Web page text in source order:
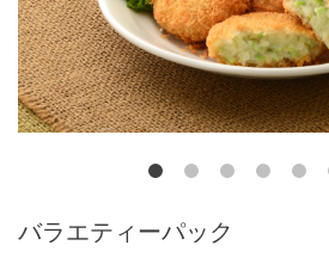
バラエティーパック